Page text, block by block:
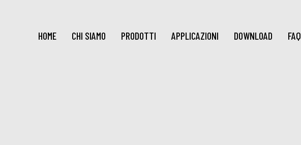
HOME CHI SIAMO PRODOTTI APPLICAZIONI DOWNLOAD FAQ